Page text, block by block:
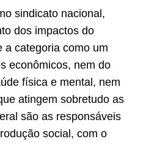
sindicato nacional,
dos impactos do
a categoria como um
econômicos, nem do
física e mental, nem
atingem sobretudo as
são as responsáveis
social, com o